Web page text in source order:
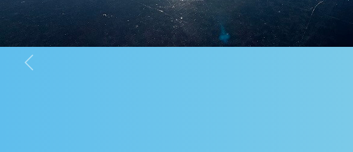
Previous